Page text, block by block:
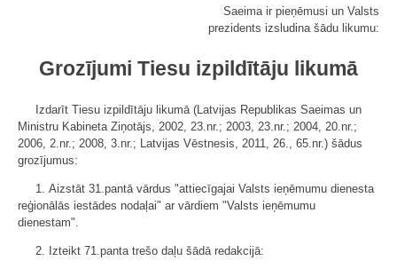
Saeima ir pieņēmusi un Valsts
prezidents izsludina šādu likumu:
Grozījumi Tiesu izpildītāju likumā
Izdarīt Tiesu izpildītāju likumā (Latvijas Republikas Saeimas un
Ministru Kabineta Ziņotājs, 2002, 23.nr.; 2003, 23.nr.; 2004, 20.nr.;
2006, 2.nr.; 2008, 3.nr.; Latvijas Vēstnesis, 2011, 26., 65.nr.) šādus
grozījumus:
1. Aizstāt 31.pantā vārdus "attiecīgajai Valsts ieņēmumu dienesta
reģionālās iestādes nodaļai" ar vārdiem "Valsts ieņēmumu
dienestam".
2. Izteikt 71.panta trešo daļu šādā redakcijā: